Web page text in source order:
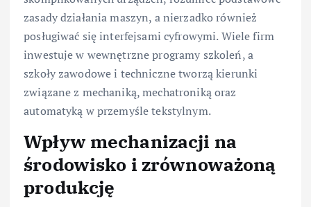
zasady działania maszyn, a nierzadko również
posługiwać się interfejsami cyfrowymi. Wiele firm
inwestuje w wewnętrzne programy szkoleń, a
szkoły zawodowe i techniczne tworzą kierunki
związane z mechaniką, mechatroniką oraz
automatyką w przemyśle tekstylnym.
Wpływ mechanizacji na
środowisko i zrównoważoną
produkcję